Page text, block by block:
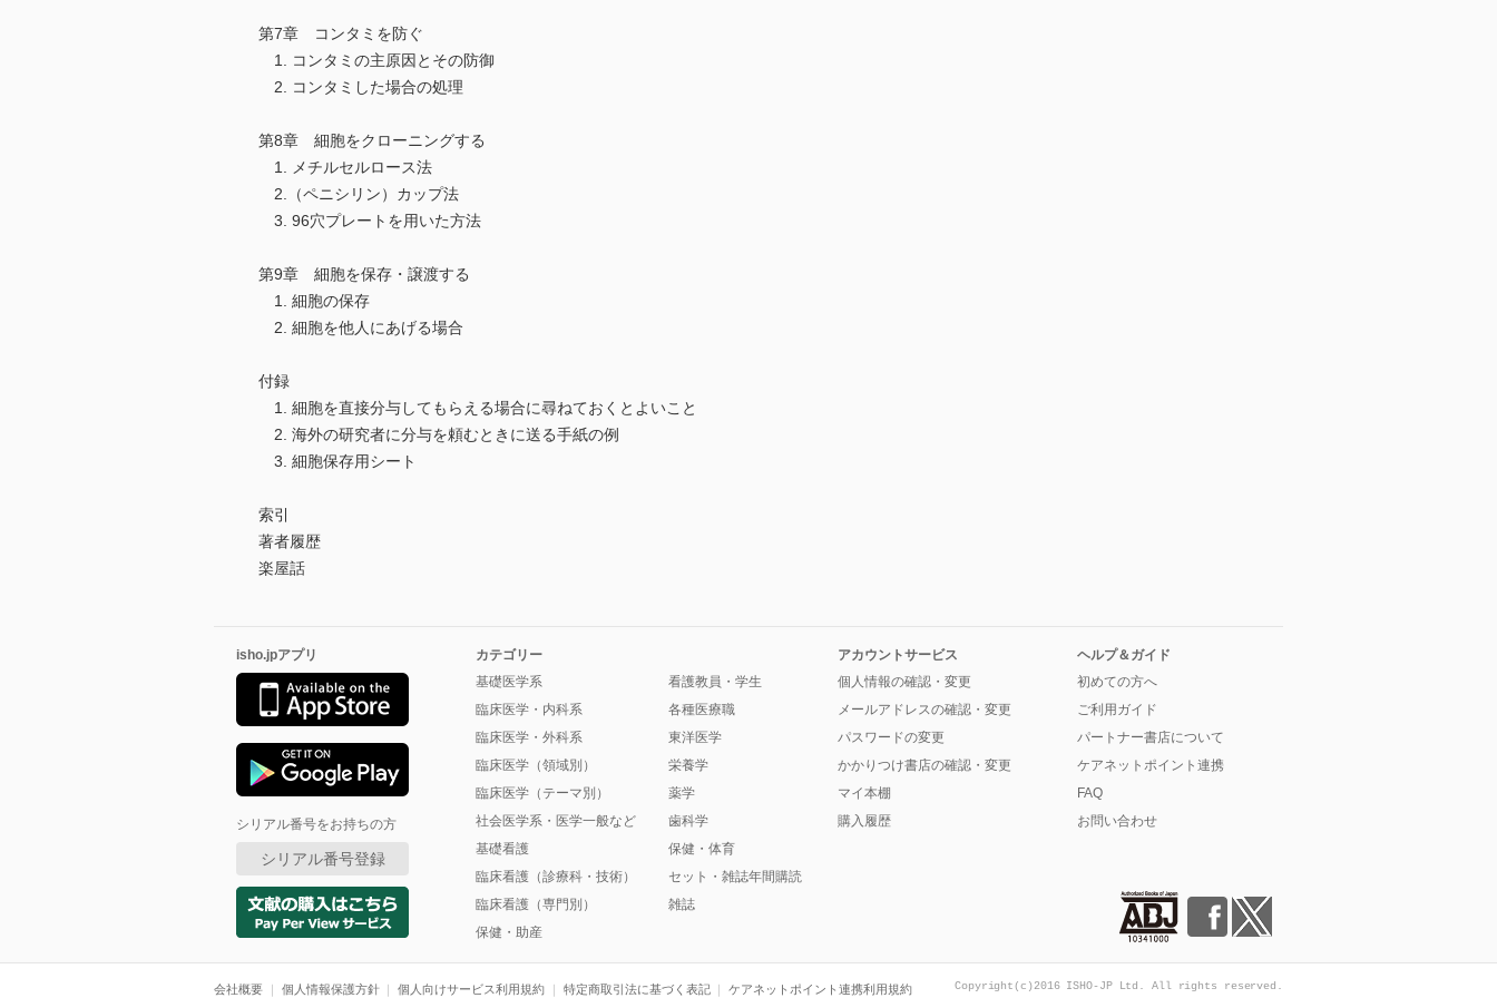
第7章 コンタミを防ぐ
1. コンタミの主原因とその防御
2. コンタミした場合の処理
第8章 細胞をクローニングする
1. メチルセルロース法
2.（ペニシリン）カップ法
3. 96穴プレートを用いた方法
第9章 細胞を保存・譲渡する
1. 細胞の保存
2. 細胞を他人にあげる場合
付録
1. 細胞を直接分与してもらえる場合に尋ねておくとよいこと
2. 海外の研究者に分与を頼むときに送る手紙の例
3. 細胞保存用シート
索引
著者履歴
楽屋話
isho.jpアプリ
シリアル番号をお持ちの方
シリアル番号登録
カテゴリー
基礎医学系
臨床医学・内科系
臨床医学・外科系
臨床医学（領域別）
臨床医学（テーマ別）
社会医学系・医学一般など
基礎看護
臨床看護（診療科・技術）
臨床看護（専門別）
保健・助産
看護教員・学生
各種医療職
東洋医学
栄養学
薬学
歯科学
保健・体育
セット・雑誌年間購読
雑誌
アカウントサービス
個人情報の確認・変更
メールアドレスの確認・変更
パスワードの変更
かかりつけ書店の確認・変更
マイ本棚
購入履歴
ヘルプ＆ガイド
初めての方へ
ご利用ガイド
パートナー書店について
ケアネットポイント連携
FAQ
お問い合わせ
会社概要 個人情報保護方針 個人向けサービス利用規約 特定商取引法に基づく表記 ケアネットポイント連携利用規約 Copyright(c)2016 ISHO-JP Ltd. All rights reserved.